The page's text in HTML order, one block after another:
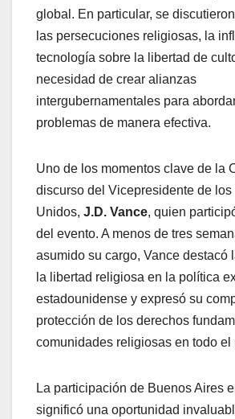
global. En particular, se
las persecuciones religiosas, la
tecnología sobre la libertad de
necesidad de crear alianzas
intergubernamentales para
problemas de manera efectiva.
Uno de los momentos clave de la
discurso del Vicepresidente de los
Unidos, J.D. Vance, quien
del evento. A menos de tres
asumido su cargo, Vance destacó
la libertad religiosa en la política
estadounidense y expresó su
protección de los derechos
comunidades religiosas en todo el
La participación de Buenos Aires
significó una oportunidad